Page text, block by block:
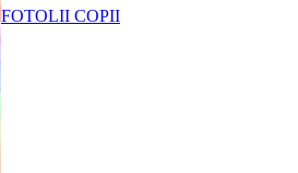
FOTOLII COPII